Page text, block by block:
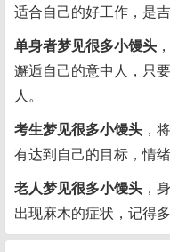
适合自己的好工作，是吉
单身者梦见很多小馒头
邂逅自己的意中人，只
人。
考生梦见很多小馒头 ，
有达到自己的目标，情绪
老人梦见很多小馒头 ，
出现麻木的症状，记得多